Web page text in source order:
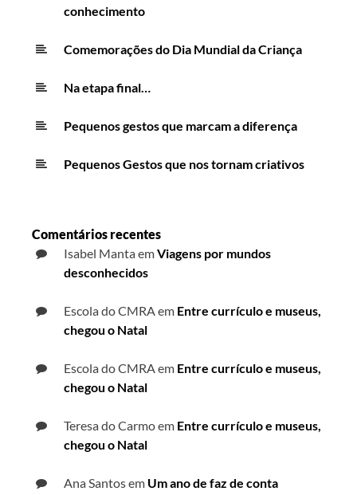
conhecimento
Comemorações do Dia Mundial da Criança
Na etapa final…
Pequenos gestos que marcam a diferença
Pequenos Gestos que nos tornam criativos
Comentários recentes
Isabel MantaemViagens por mundos
desconhecidos
Escola do CMRA em Entre currículo e museus,
chegou o Natal
Escola do CMRA em Entre currículo e museus,
chegou o Natal
Teresa do Carmoem Entre currículo e museus,
chegou o Natal
Ana Santosem Um ano de faz de conta